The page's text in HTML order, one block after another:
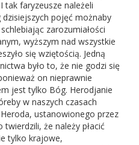
tak faryzeusze należeli
pojęć możnaby
zarozumiałości
wyższym nad wszystkie
się wziętością. Jedną
było to, że nie godzi się
on nieprawnie
jest tylko Bóg. Herodjanie
w naszych czasach
ustanowionego przez
że należy płacić
tylko krajowe,